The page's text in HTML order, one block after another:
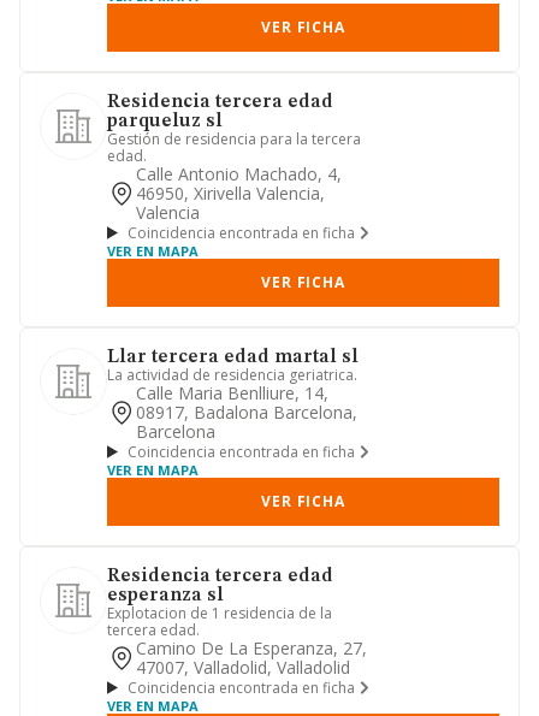
VER FICHA
Residencia tercera edad
parqueluz sl
Gestión de residencia para la tercera
edad.
Calle Antonio Machado, 4,
46950, Xirivella Valencia,
Valencia
Coincidencia encontrada en ficha
VER EN MAPA
VER FICHA
Llar tercera edad martal sl
La actividad de residencia geriatrica.
Calle Maria Benlliure, 14,
08917, Badalona Barcelona,
Barcelona
Coincidencia encontrada en ficha
VER EN MAPA
VER FICHA
Residencia tercera edad
esperanza sl
Explotacion de 1 residencia de la
tercera edad.
Camino De La Esperanza, 27,
47007, Valladolid, Valladolid
Coincidencia encontrada en ficha
VER EN MAPA